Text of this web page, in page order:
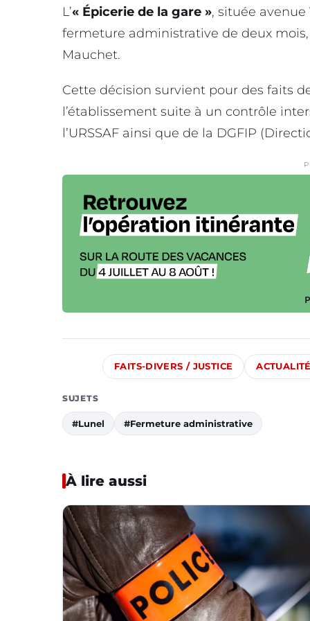
L’« Épicerie de la gare », située
fermeture administrative de deux
Mauchet.
Cette décision survient pour des faits
l’établissement suite à un contrôle
l’URSSAF ainsi que de la DGFIP
FAITS-DIVERS / JUSTICE
SUJETS
#Lunel #Fermeture administrative
À lire aussi